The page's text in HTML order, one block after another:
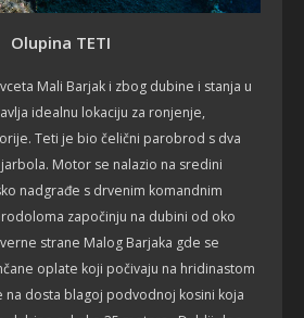
Olupina TETI
Mali Barjak i zbog dubine i stanja u
idealnu lokaciju za ronjenje,
Teti je bio čelični parobrod s dva
Motor se nalazio na sredini
nadgrađe s drvenim komandnim
započinju na dubini od oko
strane Malog Barjaka gde se
oplate koji počivaju na hridinastom
na dosta blagoj podvodnoj kosini koja